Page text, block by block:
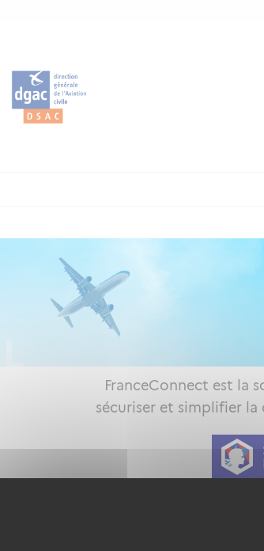
FranceConnect est la
sécuriser et simplifier la